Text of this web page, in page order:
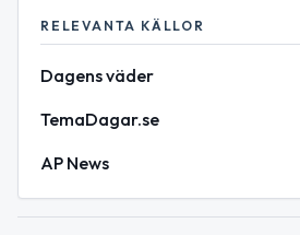
RELEVANTA KÄLLOR
Dagens väder
TemaDagar.se
AP News